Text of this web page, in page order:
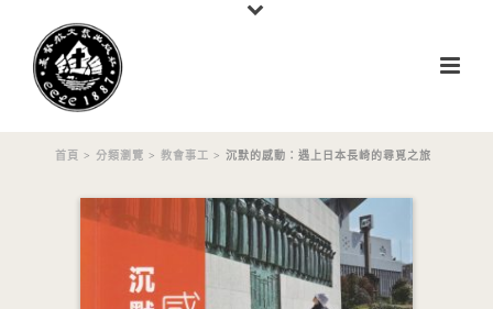
首頁 > 分類瀏覽 > 教會事工 > 沉默的感動：遇上日本長崎的尋覓之旅